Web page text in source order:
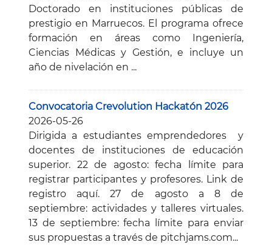
Doctorado en instituciones públicas de
prestigio en Marruecos. El programa ofrece
formación en áreas como Ingeniería,
Ciencias Médicas y Gestión, e incluye un
año de nivelación en ...
Convocatoria Crevolution Hackatón 2026
2026-05-26
Dirigida a estudiantes emprendedores y
docentes de instituciones de educación
superior. 22 de agosto: fecha límite para
registrar participantes y profesores. Link de
registro aquí. 27 de agosto a 8 de
septiembre: actividades y talleres virtuales.
13 de septiembre: fecha límite para enviar
sus propuestas a través de pitchjams.com...